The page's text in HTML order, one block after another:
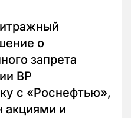
о
запрета
ВР
с «Роснефтью»,
и